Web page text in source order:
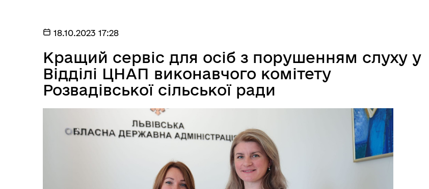
18.10.2023 17:28
Кращий сервіс для осіб з порушенням слуху у
Відділі ЦНАП виконавчого комітету
Розвадівської сільської ради